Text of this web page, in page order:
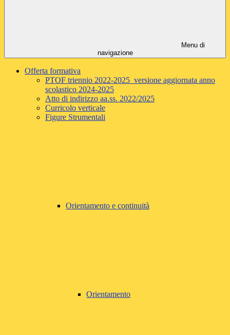
Menu di
navigazione
Offerta formativa
PTOF triennio 2022-2025 versione aggiornata anno
scolastico 2024-2025
Atto di indirizzo aa.ss. 2022/2025
Curricolo verticale
Figure Strumentali
Orientamento e continuità
Orientamento